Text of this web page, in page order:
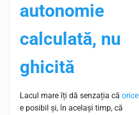
autonomie
calculată, nu
ghicită
Lacul mare îți dă senzația că orice
e posibil și, în același timp, că